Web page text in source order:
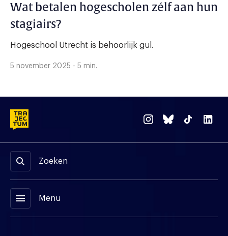
Wat betalen hogescholen zélf aan hun
stagiairs?
Hogeschool Utrecht is behoorlijk gul.
5 november 2025 - 5 min.
Zoeken
menu Menu